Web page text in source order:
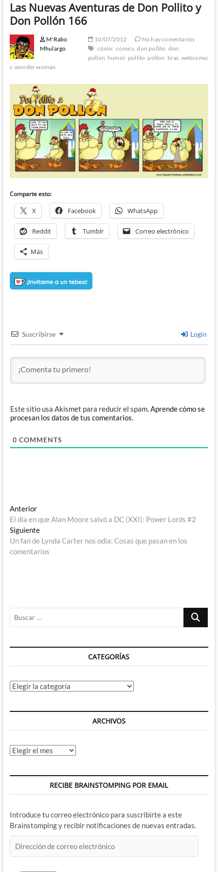
Las Nuevas Aventuras de Don Pollito y
Don Pollón 166
M'Rabo
Mhulargo
10/07/2012
No hay comentarios
cómic comics don pollito don
pollon humor pollito pollon tiras webcomic
s wonder woman
Comparte esto:
X Facebook WhatsApp
Reddit Tumblr Correo electrónico
Más
Suscribirse Login
Este sitio usa Akismet para reducir el spam.Aprende cómo se
procesan los datos de tus comentarios.
0 COMMENTS
Navegación
de
entradas
AnteriorEntrada
anterior:
El día en que Alan Moore salvó a DC (XXI): Power Lords #2
SiguienteEntrada
siguiente:
Un fan de Lynda Carter nos odia: Cosas que pasan en los
comentarios
Buscar
CATEGORÍAS
Categorías
ARCHIVOS
Archivos
RECIBE BRAINSTOMPING POR EMAIL
Introduce tu correo electrónico para suscribirte a este
Brainstomping y recibir notificaciones de nuevas entradas.
de